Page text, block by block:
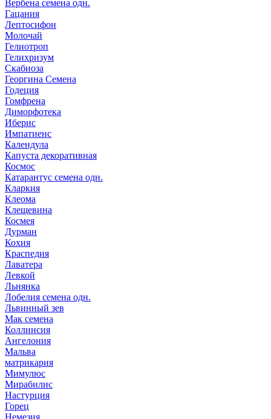
Вербена семена одн.
Гацания
Лептосифон
Молочай
Гелиотроп
Гелихризум
Скабиоза
Георгина Семена
Годеция
Гомфрена
Диморфотека
Иберис
Импатиенс
Календула
Капуста декоративная
Космос
Катарантус семена одн.
Кларкия
Клеома
Клещевина
Космея
Дурман
Кохия
Краспедия
Лаватера
Левкой
Льнянка
Лобелия семена одн.
Львинный зев
Мак семена
Коллинсия
Ангелония
Мальва
матрикария
Мимулюс
Мирабилис
Настурция
Горец
Немезия